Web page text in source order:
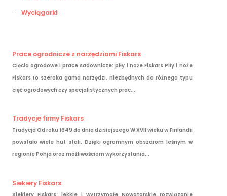
Wyciągarki
Prace ogrodnicze z narzędziami Fiskars
Cięcia ogrodowe i prace sadownicze: piły i noże Fiskars Piły i noże
Fiskars to szeroka gama narzędzi, niezbędnych do różnego typu
cięć ogrodowych czy specjalistycznych prac...
Tradycje firmy Fiskars
Tradycja Od roku 1649 do dnia dzisiejszego W XVII wieku w Finlandii
powstało wiele hut stali. Dzięki ogromnym obszarom leśnym w
regionie Pohja oraz możliwościom wykorzystania...
Siekiery Fiskars